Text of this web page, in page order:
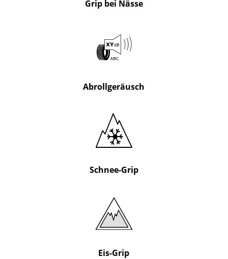
Grip bei Nässe
Abrollgeräusch
Schnee-Grip
Eis-Grip